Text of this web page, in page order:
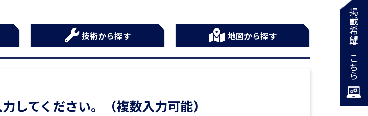
技術から探す 地図から探す
してください。（複数入力可能）
掲載希望はこちら